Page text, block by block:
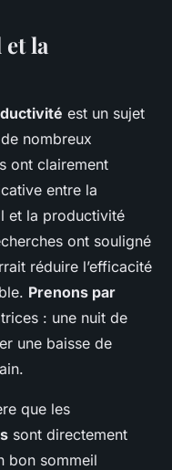
sur la
le
la
est un sujet
nombreux
ont clairement
entre la
et la productivité
ont souligné
réduire l’efficacité
Prenons par
: une nuit de
une baisse de
que les
sont directement
bon sommeil